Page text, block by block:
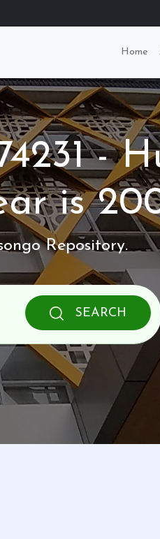
Home
-
is
Repository.
SEARCH